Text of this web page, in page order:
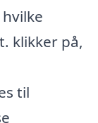
klikker på,
til